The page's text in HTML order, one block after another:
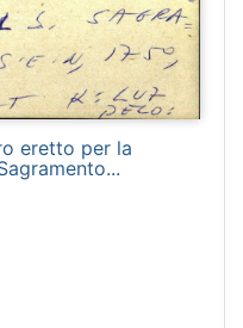
eretto per la